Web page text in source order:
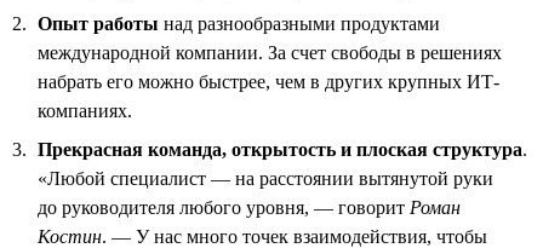
Опыт работы над разнообразными продуктами
международной компании. За счет свободы в решениях
набрать его можно быстрее, чем в других крупных ИТ-
компаниях.
Прекрасная команда, открытость и плоская структура.
«Любой специалист — на расстоянии вытянутой руки
до руководителя любого уровня, — говорит Роман
Костин. — У нас много точек взаимодействия, чтобы